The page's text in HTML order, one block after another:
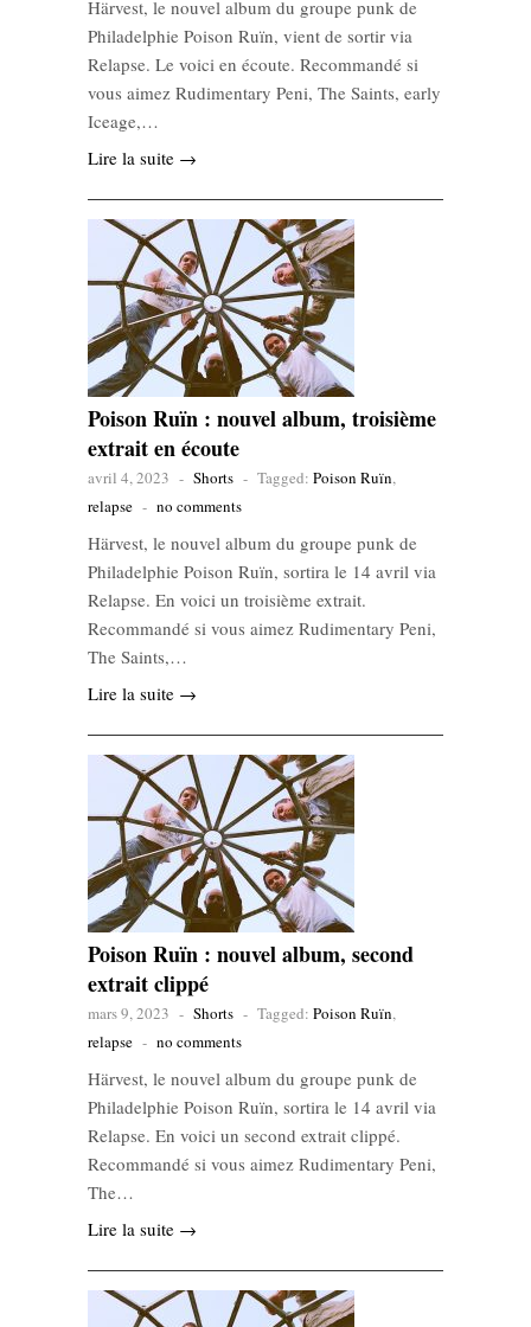
Härvest, le nouvel album du groupe punk de
Philadelphie Poison Ruïn, vient de sortir via
Relapse. Le voici en écoute. Recommandé si
vous aimez Rudimentary Peni, The Saints, early
Iceage,…
Lire la suite →
Poison Ruïn : nouvel album, troisième
extrait en écoute
avril 4, 2023 - Shorts - Tagged: Poison Ruïn,
relapse - no comments
Härvest, le nouvel album du groupe punk de
Philadelphie Poison Ruïn, sortira le 14 avril via
Relapse. En voici un troisième extrait.
Recommandé si vous aimez Rudimentary Peni,
The Saints,…
Lire la suite →
Poison Ruïn : nouvel album, second
extrait clippé
mars 9, 2023 - Shorts - Tagged: Poison Ruïn,
relapse - no comments
Härvest, le nouvel album du groupe punk de
Philadelphie Poison Ruïn, sortira le 14 avril via
Relapse. En voici un second extrait clippé.
Recommandé si vous aimez Rudimentary Peni,
The…
Lire la suite →